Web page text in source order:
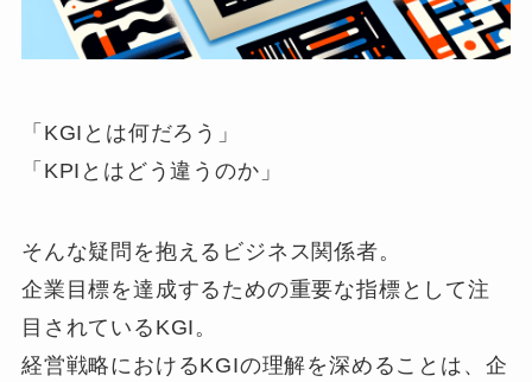
「KGIとは何だろう」
「KPIとはどう違うのか」
そんな疑問を抱えるビジネス関係者。
企業目標を達成するための重要な指標として注
目されているKGI。
経営戦略におけるKGIの理解を深めることは、企